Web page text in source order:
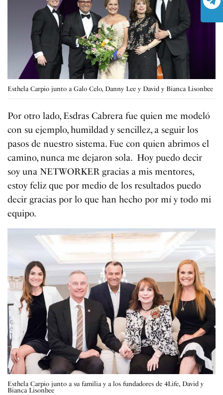
Esthela Carpio junto a Galo Celo, Danny Lee y David y Bianca Lisonbee
Por otro lado, Esdras Cabrera fue quien me modeló
con su ejemplo, humildad y sencillez, a seguir los
pasos de nuestro sistema. Fue con quien abrimos el
camino, nunca me dejaron sola. Hoy puedo decir
soy una NETWORKER gracias a mis mentores,
estoy feliz que por medio de los resultados puedo
decir gracias por lo que han hecho por mí y todo mi
equipo.
Esthela Carpio junto a su familia y a los fundadores de 4Life, David y
Bianca Lisonbee